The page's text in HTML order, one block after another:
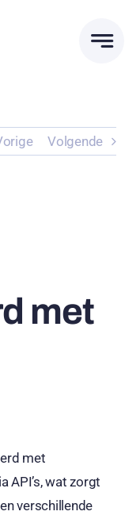
Volgende
met
met
API’s, wat zorgt
verschillende